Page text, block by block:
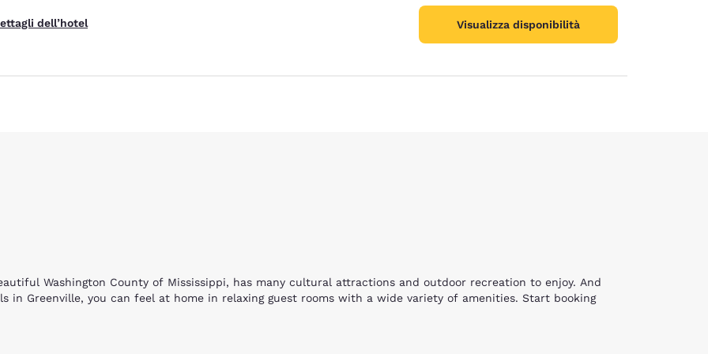
dell’hotel Visualizza disponibilità
Washington County of Mississippi, has many cultural attractions and outdoor recreation to enjoy. And
in Greenville, you can feel at home in relaxing guest rooms with a wide variety of amenities. Start booking
hotels. Enjoy facilities for overnight camping, RV’s, ATV trails and picnicking at the popular Warfield Point